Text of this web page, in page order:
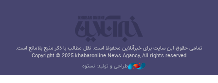
تمامی حقوق این سایت برای خبرآنلاین محفوظ است. نقل مطالب با ذکر منبع بلامانع است.
Copyright © 2025 khabaronline News Agancy, All rights reserved
طراحی و تولید: نستوه